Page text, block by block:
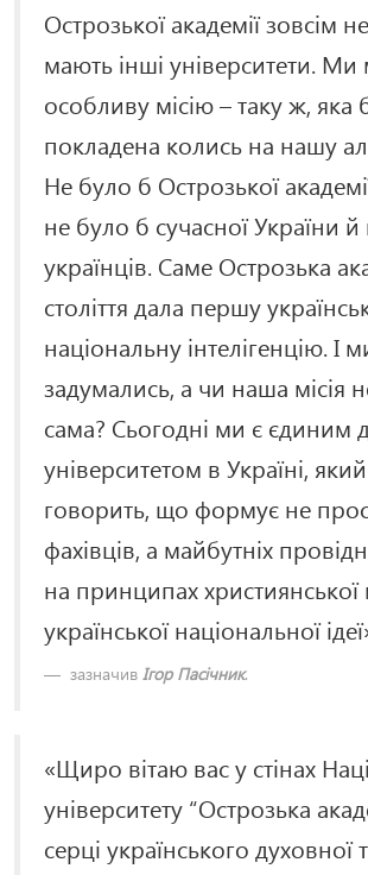
Острозької академії зовсім
мають інші університети.
особливу місію – таку ж, яка
покладена колись на нашу
Не було б Острозької
не було б сучасної України й
українців. Саме Острозька
століття дала першу
національну інтелігенцію. І
задумались, а чи наша місія
сама? Сьогодні ми є єдиним
університетом в Україні,
говорить, що формує не
фахівців, а майбутніх
на принципах християнської
української національної
зазначив Ігор Пасічник.
«Щиро вітаю вас у стінах
університету “Острозька
серці українського духовної